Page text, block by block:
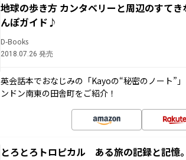
地球の歩き方 カンタベリーと周辺のすて
んぽガイド♪
D-Books
2018.07.26 発売
英会話本でおなじみの「Kayoの“秘密のノート”
ンドン南東の田舎町をご紹介！
とろとろトロピカル ある旅の記録と記